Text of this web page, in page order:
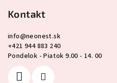
Kontakt
info@neonest.sk
+421 944 883 240
Pondelok - Piatok 9.00 - 14. 00